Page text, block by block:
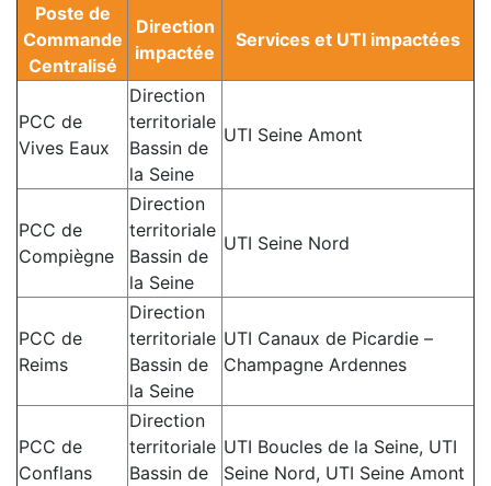
Poste de
Commande
Centralisé
Direction
impactée
Services et UTI impactées
PCC de
Vives Eaux
Direction
territoriale
Bassin de
la Seine
UTI Seine Amont
PCC de
Compiègne
Direction
territoriale
Bassin de
la Seine
UTI Seine Nord
PCC de
Reims
Direction
territoriale
Bassin de
la Seine
UTI Canaux de Picardie –
Champagne Ardennes
PCC de
Conflans
Direction
territoriale
Bassin de
UTI Boucles de la Seine, UTI
Seine Nord, UTI Seine Amont